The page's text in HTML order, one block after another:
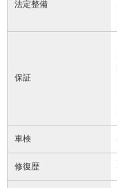
法定整備
保証
車検
修復歴